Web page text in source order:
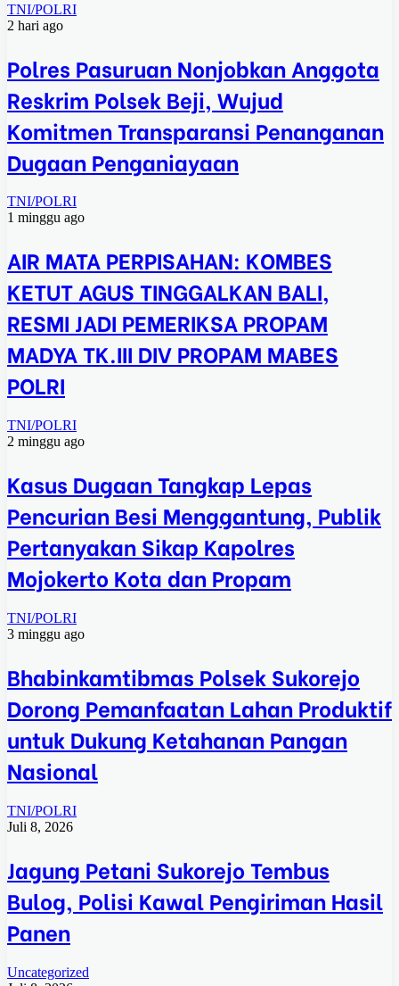
TNI/POLRI
2 hari ago
Polres Pasuruan Nonjobkan Anggota
Reskrim Polsek Beji, Wujud
Komitmen Transparansi Penanganan
Dugaan Penganiayaan
TNI/POLRI
1 minggu ago
AIR MATA PERPISAHAN: KOMBES
KETUT AGUS TINGGALKAN BALI,
RESMI JADI PEMERIKSA PROPAM
MADYA TK.III DIV PROPAM MABES
POLRI
TNI/POLRI
2 minggu ago
Kasus Dugaan Tangkap Lepas
Pencurian Besi Menggantung, Publik
Pertanyakan Sikap Kapolres
Mojokerto Kota dan Propam
TNI/POLRI
3 minggu ago
Bhabinkamtibmas Polsek Sukorejo
Dorong Pemanfaatan Lahan Produktif
untuk Dukung Ketahanan Pangan
Nasional
TNI/POLRI
Juli 8, 2026
Jagung Petani Sukorejo Tembus
Bulog, Polisi Kawal Pengiriman Hasil
Panen
Uncategorized